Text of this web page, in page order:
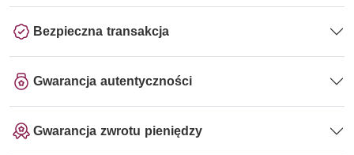
Bezpieczna transakcja
Gwarancja autentyczności
Gwarancja zwrotu pieniędzy